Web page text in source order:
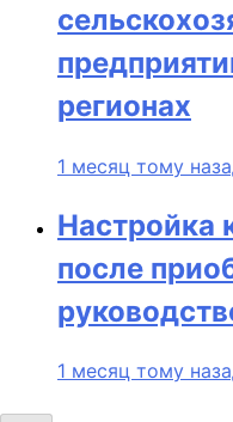
регионах
1 месяц тому
Настройка
после
1 месяц тому